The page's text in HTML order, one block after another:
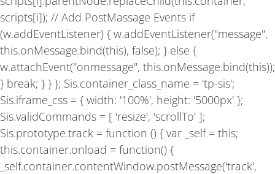
scripts[i]); // Add PostMassage Events if
(w.addEventListener) { w.addEventListener("message",
this.onMessage.bind(this), false); } else {
w.attachEvent("onmessage", this.onMessage.bind(this));
} break; } } }; Sis.container_class_name = 'tp-sis';
Sis.iframe_css = { width: '100%', height: '5000px' };
Sis.validCommands = [ 'resize', 'scrollTo' ];
Sis.prototype.track = function () { var _self = this;
this.container.onload = function() {
_self.container.contentWindow.postMessage('track',